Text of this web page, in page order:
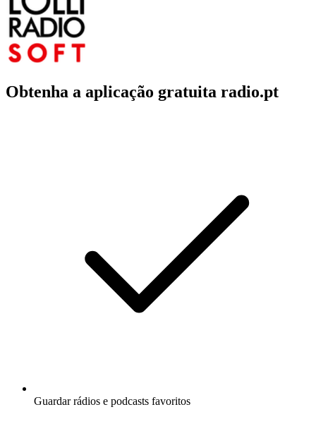
Obtenha a aplicação gratuita radio.pt
Guardar rádios e podcasts favoritos